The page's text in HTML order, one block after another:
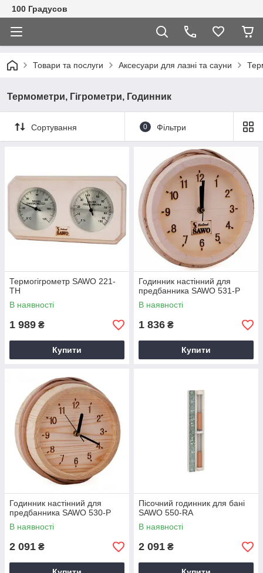
100 Градусов
Товари та послуги Аксесуари для лазні та сауни
Термометри, Гігрометри, Годинник
Сортування 0 Фільтри
Термогігрометр SAWO 221-
TH
В наявності
1 989 ₴
Купити
Годинник настінний для
предбанника SAWO 531-Р
В наявності
1 836 ₴
Купити
Годинник настінний для
предбанника SAWO 530-Р
В наявності
2 091 ₴
Пісочний годинник для бані
SAWO 550-RA
В наявності
2 091 ₴